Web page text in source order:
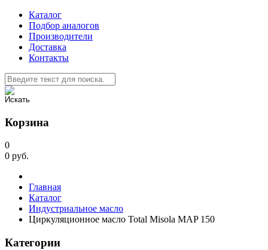
Каталог
Подбор аналогов
Производители
Доставка
Контакты
Корзина
0
0 руб.
Главная
Каталог
Индустриальное масло
Циркуляционное масло Total Misola MAP 150
Категории